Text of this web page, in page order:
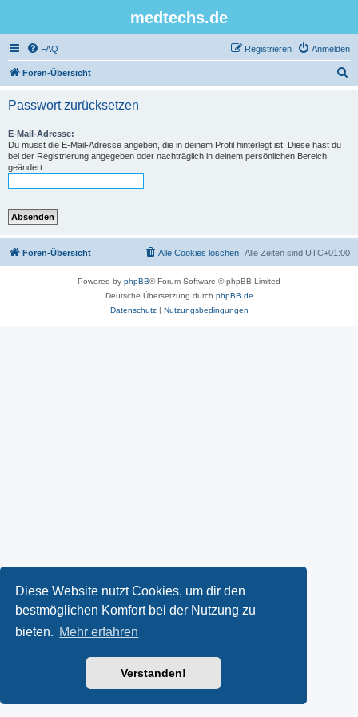
Diese Website nutzt Cookies, um dir den
bestmöglichen Komfort bei der Nutzung zu
bieten. Mehr erfahren
Verstanden!
medtechs.de
FAQ Anmelden
Registrieren
Foren-Übersicht
Passwort zurücksetzen
E-Mail-Adresse:
Du musst die E-Mail-Adresse angeben, die in deinem Profil hinterlegt ist. Diese hast du
bei der Registrierung angegeben oder nachträglich in deinem persönlichen Bereich
geändert.
Foren-Übersicht Alle Zeiten sind UTC+01:00
Alle Cookies löschen
Powered by phpBB® Forum Software © phpBB Limited
Deutsche Übersetzung durch phpBB.de
Datenschutz| Nutzungsbedingungen